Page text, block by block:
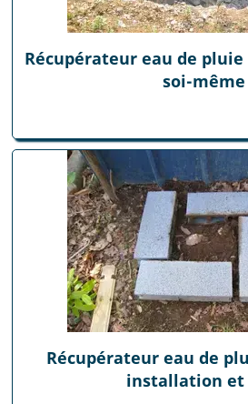
Récupérateur eau de
soi-même
Récupérateur eau de
installation et